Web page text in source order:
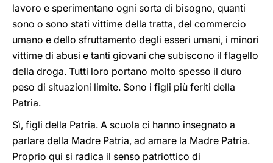
lavoro e sperimentano ogni sorta di bisogno, quanti
sono o sono stati vittime della tratta, del commercio
umano e dello sfruttamento degli esseri umani, i minori
vittime di abusi e tanti giovani che subiscono il flagello
della droga. Tutti loro portano molto spesso il duro
peso di situazioni limite. Sono i figli più feriti della
Patria.
Sì, figli della Patria. A scuola ci hanno insegnato a
parlare della Madre Patria, ad amare la Madre Patria.
Proprio qui si radica il senso patriottico di